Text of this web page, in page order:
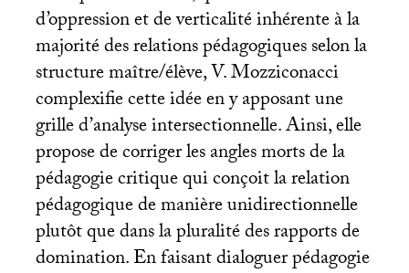
d’oppression et de verticalité inhérente à la
majorité des relations pédagogiques selon la
structure maître/élève, V. Mozziconacci
complexifie cette idée en y apposant une
grille d’analyse intersectionnelle. Ainsi, elle
propose de corriger les angles morts de la
pédagogie critique qui conçoit la relation
pédagogique de manière unidirectionnelle
plutôt que dans la pluralité des rapports de
domination. En faisant dialoguer pédagogie